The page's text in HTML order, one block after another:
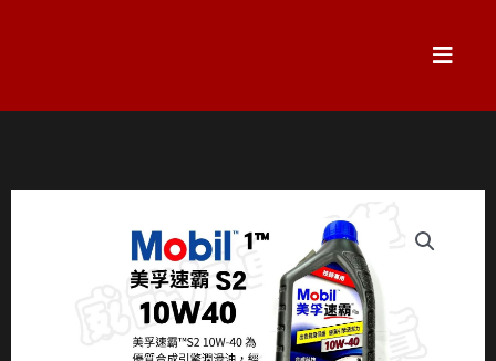
容